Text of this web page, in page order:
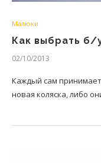
Малюки
Как выбрать б/
02/10/2013
Каждый сам
новая коляска, либо